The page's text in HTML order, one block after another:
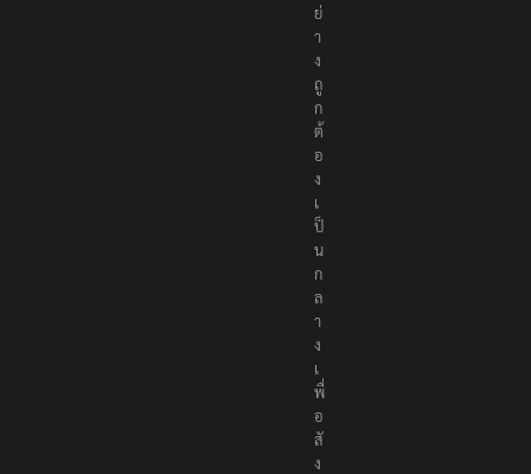
ย่
า
ง
ถู
ก
ต้
อ
ง
เ
ป็
น
ก
ล
า
ง
เ
พื่
อ
สั
ง